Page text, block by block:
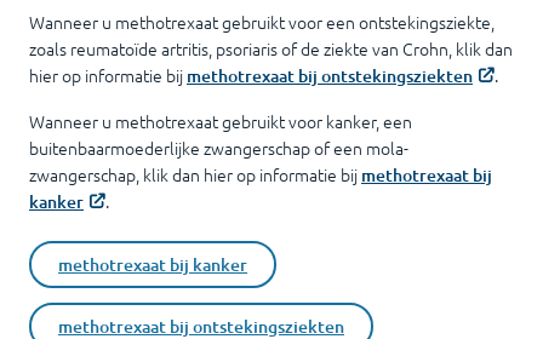
Wanneer u methotrexaat gebruikt voor een ontstekingsziekte,
zoals reumatoïde artritis, psoriaris of de ziekte van Crohn, klik dan
hier op informatie bij methotrexaat bij ontstekingsziekten
.
Wanneer u methotrexaat gebruikt voor kanker, een
buitenbaarmoederlijke zwangerschap of een mola-
zwangerschap, klik dan hier op informatie bij methotrexaat bij
kanker
.
methotrexaat bij kanker
methotrexaat bij ontstekingsziekten